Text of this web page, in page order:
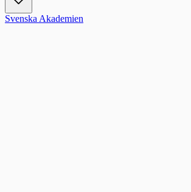
Svenska Akademien